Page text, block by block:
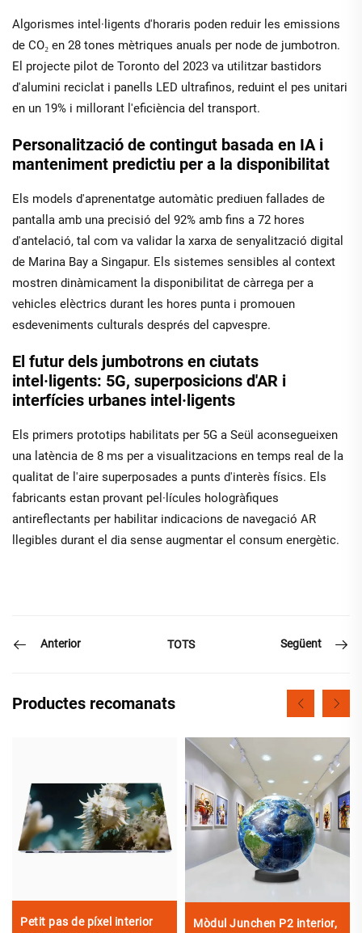
Algorismes intel·ligents d'horaris poden reduir les emissions
de CO₂ en 28 tones mètriques anuals per node de jumbotron.
El projecte pilot de Toronto del 2023 va utilitzar bastidors
d'alumini reciclat i panells LED ultrafinos, reduint el pes unitari
en un 19% i millorant l'eficiència del transport.
Personalització de contingut basada en IA i
manteniment predictiu per a la disponibilitat
Els models d'aprenentatge automàtic prediuen fallades de
pantalla amb una precisió del 92% amb fins a 72 hores
d'antelació, tal com va validar la xarxa de senyalització digital
de Marina Bay a Singapur. Els sistemes sensibles al context
mostren dinàmicament la disponibilitat de càrrega per a
vehicles elèctrics durant les hores punta i promouen
esdeveniments culturals després del capvespre.
El futur dels jumbotrons en ciutats
intel·ligents: 5G, superposicions d'AR i
interfícies urbanes intel·ligents
Els primers prototips habilitats per 5G a Seül aconsegueixen
una latència de 8 ms per a visualitzacions en temps real de la
qualitat de l'aire superposades a punts d'interès físics. Els
fabricants estan provant pel·lícules hologràfiques
antireflectants per habilitar indicacions de navegació AR
llegibles durant el dia sense augmentar el consum energètic.
Anterior TOTS Següent
Productes recomanats
Petit pas de píxel interior
Mòdul Junchen P2 interior,